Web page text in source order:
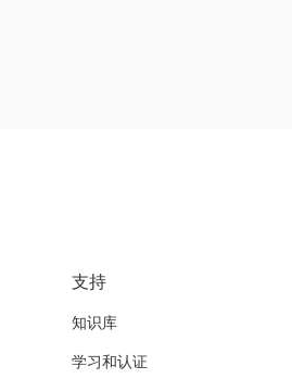
支持
知识库
学习和认证